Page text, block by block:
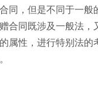
同，但是不同于一般
合同既涉及一般法，
属性，进行特别法的